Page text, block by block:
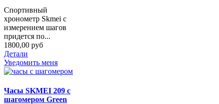
Спортивный
хронометр Skmei с
измерением шагов
придется по...
1800,00 руб
Детали
Уведомить меня
Часы SKMEI 209 с
шагомером Green